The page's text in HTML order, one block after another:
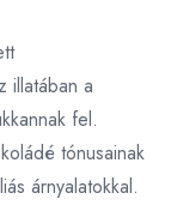
illatában a
fel.
tónusainak
árnyalatokkal.